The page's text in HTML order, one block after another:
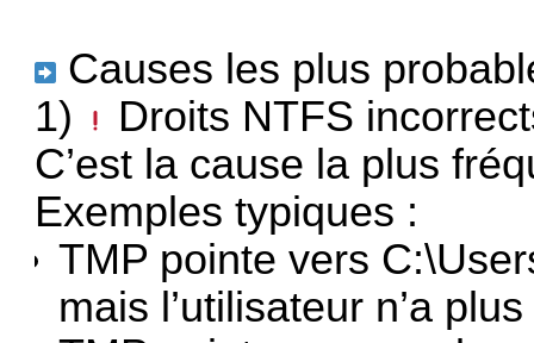
Causes les plus
1)
Droits NTFS
C’est la cause la plus
Exemples typiques :
TMP pointe vers
mais l’utilisateur n’a